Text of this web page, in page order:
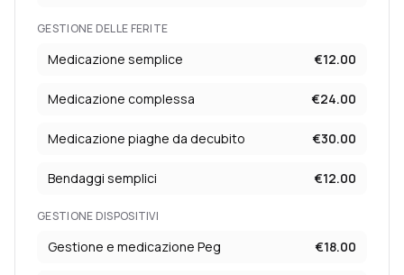
GESTIONE DELLE FERITE
Medicazione semplice €12.00
Medicazione complessa €24.00
Medicazione piaghe da decubito €30.00
Bendaggi semplici €12.00
GESTIONE DISPOSITIVI
Gestione e medicazione Peg €18.00